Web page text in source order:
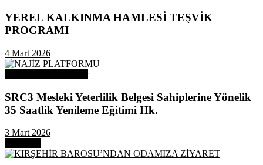
YEREL KALKINMA HAMLESİ TEŞVİK
PROGRAMI
4 Mart 2026
SRC3 Mesleki Yeterlilik Belgesi Sahiplerine Yönelik
35 Saatlik Yenileme Eğitimi Hk.
3 Mart 2026